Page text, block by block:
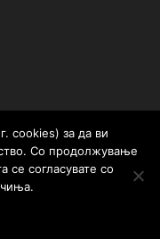
Преземање,
со посебен договор
Југоинфо
cookies) за да ви
Со продолжување
се согласувате со